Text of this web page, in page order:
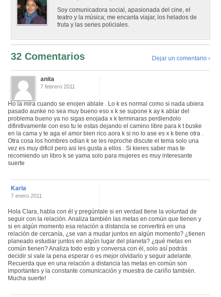
Soy comunicadora social, apasionada del cine, el
teatro y la música; me encanta viajar, los helados de
fruta y las series policiales.
32 Comentarios Dejar un comentario ›
anita
7 febrero 2011
Ho la mira cuando se enojen ablale . Lo k es normal como si nada ubiera
pasado aunke no sea muy bueno eso x k se supone k ay k ablar del
problema bueno ya no sigas enojada x k terminaras perdiendolo
difinitivamente con eso tu le estas dejando el camino libre para k t buske
en la cama y te aga el amor bien rico aora k si no lo ase es x k tiene otra .
Otra cosa los hombres odian k se les reproche discute el tema solo una
vez es muy dificil pero asi les gusta a ellos . Si kieres saber mas te
recomiendo un libro k se yama solo para mujeres es muy interesante
suerte
Karla
7 enero 2011
Hola Clara, habla con él y pregúntale si en verdad tiene la voluntad de
seguir con la relación. Analiza también las metas en común que tienen y
si en algún momento esa relación a distancia se convertirá en una
relación de cercanía, ¿se van a mudar juntos en algún momento? ¿tienen
planeado estudiar juntos en algún lugar del planeta? ¿qué metas en
común tienen? Analiza todo esto y conversa con él, solo así podrás
decidir si vale la pena esperar o es mejor olvidarlo y seguir adelante.
Recuerda que en una relación a distancia las metas en común son
importantes y la constante comunicación y muestra de cariño también.
Mucha suerte!